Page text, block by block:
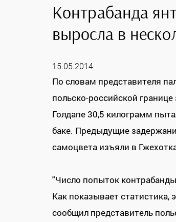
Контрабанда
выросла в
15.05.2014
По словам представителя
польско-российской
Голдапе 30,5 килограмм
баке. Предыдущие
самоцвета изъяли в
"Число попыток
Как показывает
сообщил представитель